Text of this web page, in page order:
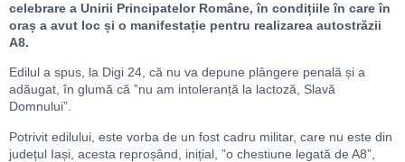
celebrare a Unirii Principatelor Române, în condițiile în care în
oraș a avut loc și o manifestație pentru realizarea autostrăzii
A8.
Edilul a spus, la Digi 24, că nu va depune plângere penală și a
adăugat, în glumă că ”nu am intoleranță la lactoză, Slavă
Domnului”.
Potrivit edilului, este vorba de un fost cadru militar, care nu este din
județul Iași, acesta reproșând, inițial, ”o chestiune legată de A8”,